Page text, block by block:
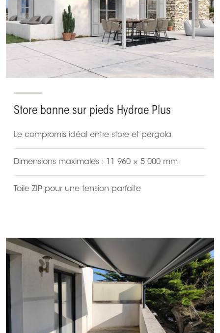
Store banne sur pieds Hydrae Plus
Le compromis idéal entre store et pergola
Dimensions maximales : 11 960 × 5 000 mm
Toile ZIP pour une tension parfaite